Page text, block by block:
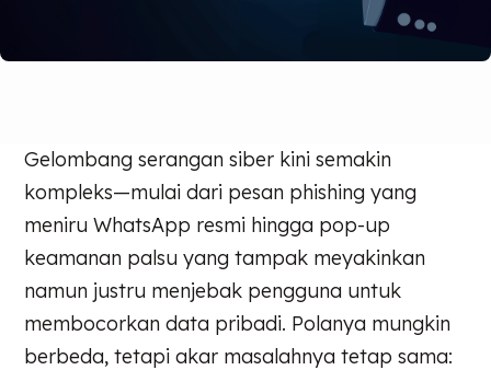
Gelombang serangan siber kini semakin
kompleks—mulai dari pesan phishing yang
meniru WhatsApp resmi hingga pop-up
keamanan palsu yang tampak meyakinkan
namun justru menjebak pengguna untuk
membocorkan data pribadi. Polanya mungkin
berbeda, tetapi akar masalahnya tetap sama: